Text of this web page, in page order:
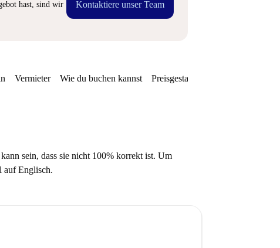
hast, sind wir
Kontaktiere unser Team
Vermieter Wie du buchen kannst Preisgestaltung
sein, dass sie nicht 100% korrekt ist. Um
auf Englisch.